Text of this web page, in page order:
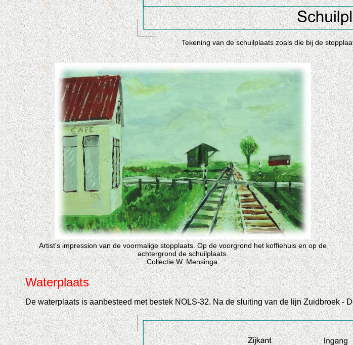
Tekening van de schuilplaats zoals die bij de
Artist's impression van de voormalige stopplaats. Op de voorgrond het koffiehuis en op de
achtergrond de schuilplaats.
Collectie W. Mensinga.
Waterplaats
De waterplaats is aanbesteed met bestek NOLS-32. Na de sluiting van de lijn Zuidbroek -